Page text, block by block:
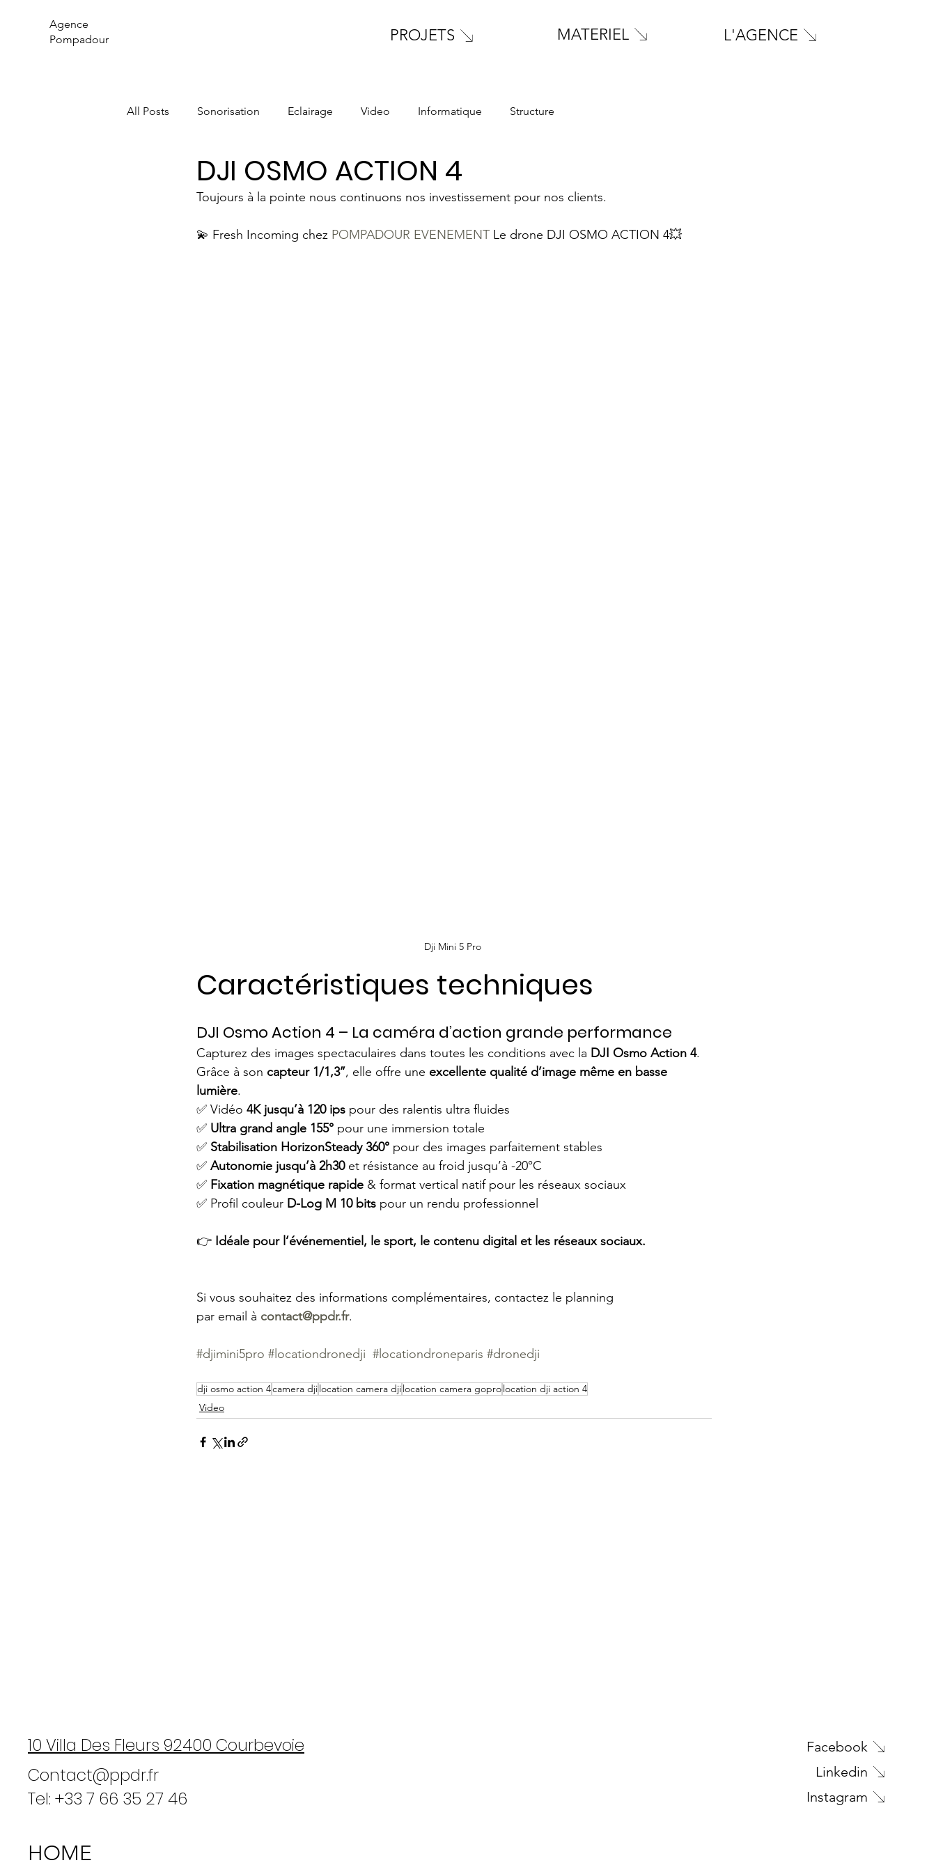
Agence
Pompadour
PROJETS MATERIEL L'AGENCE
All Posts Sonorisation Eclairage Video Informatique Structure
DJI OSMO ACTION 4
Toujours à la pointe nous continuons nos investissement pour nos clients.
💫 Fresh Incoming chez POMPADOUR EVENEMENT Le drone DJI OSMO ACTION 4💥
Dji Mini 5 Pro
Caractéristiques techniques
DJI Osmo Action 4 – La caméra d’action grande performance
Capturez des images spectaculaires dans toutes les conditions avec la DJI Osmo Action 4.
Grâce à son capteur 1/1,3’’, elle offre une excellente qualité d’image même en basse
lumière.
✅ Vidéo 4K jusqu’à 120 ips pour des ralentis ultra fluides
✅ Ultra grand angle 155° pour une immersion totale
✅ Stabilisation HorizonSteady 360° pour des images parfaitement stables
✅ Autonomie jusqu’à 2h30 et résistance au froid jusqu’à -20°C
✅ Fixation magnétique rapide & format vertical natif pour les réseaux sociaux
✅ Profil couleur D-Log M 10 bits pour un rendu professionnel
👉 Idéale pour l’événementiel, le sport, le contenu digital et les réseaux sociaux.
Si vous souhaitez des informations complémentaires, contactez le planning
par email à contact@ppdr.fr.
#djimini5pro #locationdronedji #locationdroneparis #dronedji
dji osmo action 4camera djilocation camera djilocation camera goprolocation dji action 4
Video
Apple Macbook Pro m3 16"
Contact@ppdr.fr
Tel: +33 7 66 35 27 46
10 Villa Des Fleurs 92400 Courbevoie
HOME
Facebook
Linkedin
Instagram